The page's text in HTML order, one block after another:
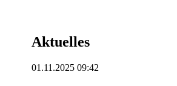
Aktuelles
01.11.2025 09:42